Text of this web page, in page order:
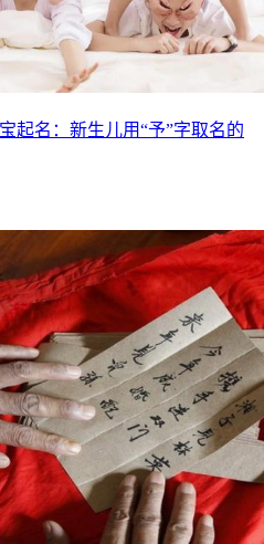
起名：新生儿用“予”字取名的